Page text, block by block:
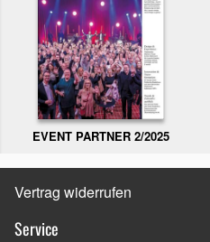
EVENT PARTNER 2/2025
Vertrag widerrufen
Service